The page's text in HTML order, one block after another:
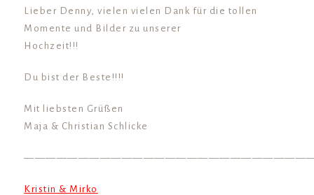
Lieber Denny, vielen vielen Dank für die tollen
Momente und Bilder zu unserer
Hochzeit!!!
Du bist der Beste!!!!
Mit liebsten Grüßen
Maja & Christian Schlicke
Kristin & Mirko